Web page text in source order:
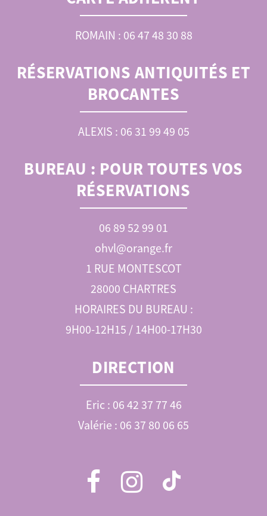
ROMAIN : 06 47 48 30 88
RÉSERVATIONS ANTIQUITÉS ET
BROCANTES
ALEXIS : 06 31 99 49 05
BUREAU : POUR TOUTES VOS
RÉSERVATIONS
06 89 52 99 01
ohvl@orange.fr
1 RUE MONTESCOT
28000 CHARTRES
HORAIRES DU BUREAU :
9H00-12H15 / 14H00-17H30
DIRECTION
Eric : 06 42 37 77 46
Valérie : 06 37 80 06 65